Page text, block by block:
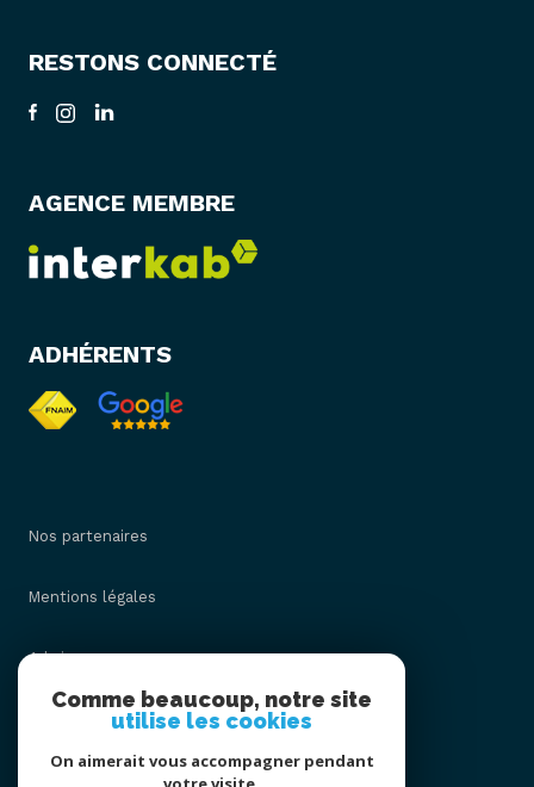
RESTONS CONNECTÉ
AGENCE MEMBRE
ADHÉRENTS
Nos partenaires
Mentions légales
Admin
Nos honoraires
Comme beaucoup, notre site
utilise les cookies
On aimerait vous accompagner pendant